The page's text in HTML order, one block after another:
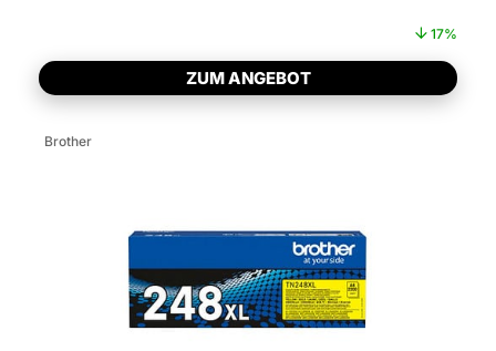
17%
ZUM ANGEBOT
Brother